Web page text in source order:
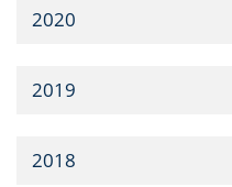
2020
2019
2018